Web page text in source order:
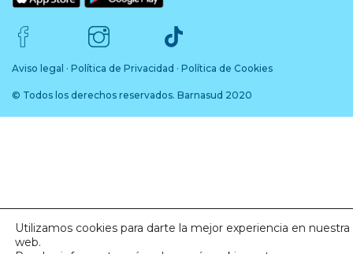
© Todos los derechos reservados. Barnasud 2020
Aviso legal · Política de Privacidad · Política de Cookies
Utilizamos cookies para darte la mejor experiencia en nuestra
web.